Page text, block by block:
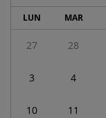
Calendario
de
Eventos
correspondiente
agosto
LUN MAR
27 28
3 4
10 11